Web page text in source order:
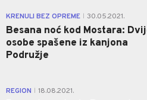
KRENULI BEZ OPREME 30.05.2021.
Besana noć kod Mostara:
osobe spašene iz kanjona
Podružje
REGION 18.08.2021.